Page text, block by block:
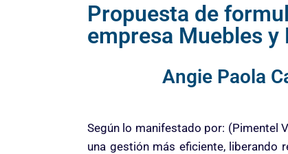
Propuesta de
empresa Muebles
Angie Paola
Según lo manifestado por: (Pimentel
una gestión más eficiente, liberando